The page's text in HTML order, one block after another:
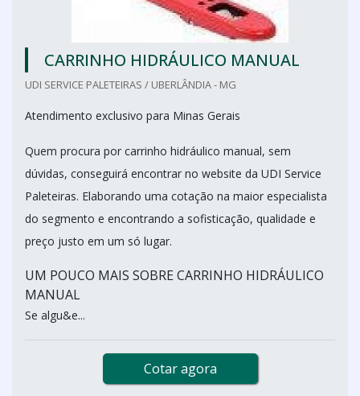
CARRINHO HIDRÁULICO MANUAL
UDI SERVICE PALETEIRAS / UBERLÂNDIA - MG
Atendimento exclusivo para Minas Gerais
Quem procura por carrinho hidráulico manual, sem
dúvidas, conseguirá encontrar no website da UDI Service
Paleteiras. Elaborando uma cotação na maior especialista
do segmento e encontrando a sofisticação, qualidade e
preço justo em um só lugar.
UM POUCO MAIS SOBRE CARRINHO HIDRÁULICO
MANUAL
Se algu&e...
Cotar agora